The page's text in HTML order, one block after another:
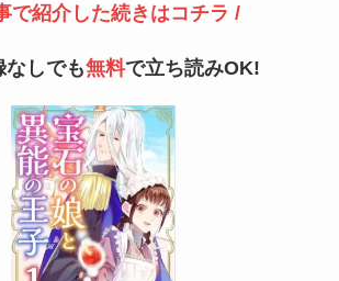
で紹介した続きはコチラ /
なしでも無料で立ち読みOK!